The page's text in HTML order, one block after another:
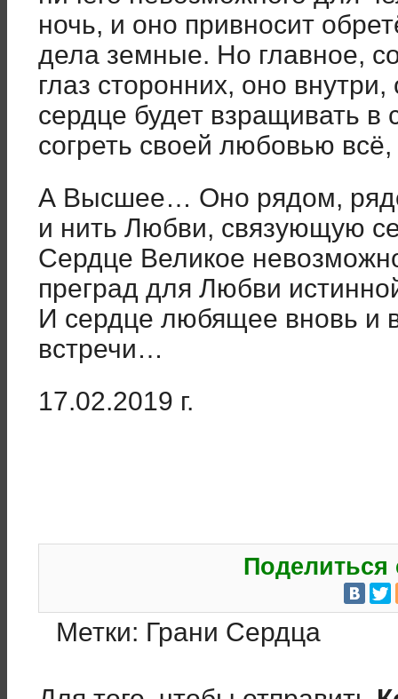
ночь, и оно привносит
дела земные. Но главное,
глаз сторонних, оно
сердце будет взращивать в
согреть своей любовью
А Высшее… Оно рядом,
и нить Любви, связующую
Сердце Великое
преград для Любви
И сердце любящее вновь и
встречи…
17.02.2019 г.
Поделиться
Метки: Грани Сердца